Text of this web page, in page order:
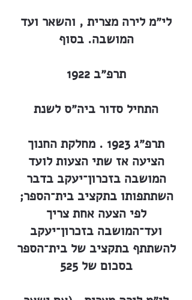
לי״מ לירה מצרית , והשאר ועד
המושבה. בסוף
תרפ״ב 1922
התחיל סדור ביה״ס לשנת
תרפ״ג 1923 . מחלקת החנוך
הציעה אז שתי הצעות לועד
המושבה בזכרון־יעקב בדבר
השתתפותו בתקציב בית־הספר;
לפי הצעה אחת צריך
ועד־המושבה בזכרון־יעקב
להשתתף בתקציב של בית־הספר
בסכום של 525